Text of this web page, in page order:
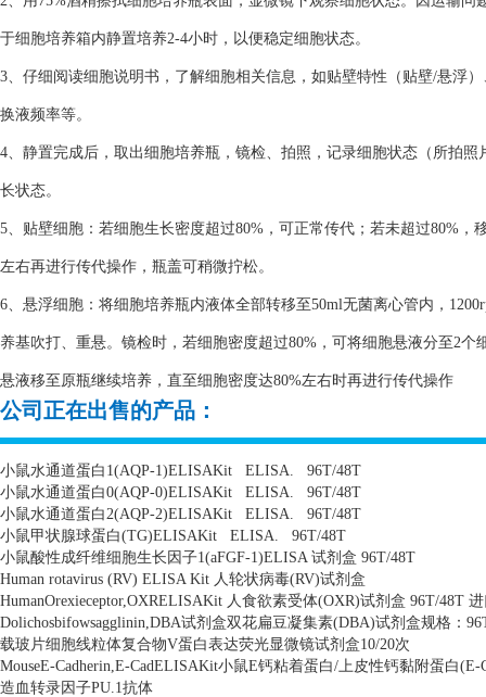
于细胞培养箱内静置培养2-4小时，以便稳定细胞状态。
3、仔细阅读细胞说明书，了解细胞相关信息，如贴壁特性（贴壁/悬浮
换液频率等。
4、静置完成后，取出细胞培养瓶，镜检、拍照，记录细胞状态（所拍
长状态。
5、贴壁细胞：若细胞生长密度超过80%，可正常传代；若未超过80%
左右再进行传代操作，瓶盖可稍微拧松。
6、悬浮细胞：将细胞培养瓶内液体全部转移至50ml无菌离心管内，
养基吹打、重悬。镜检时，若细胞密度超过80%，可将细胞悬液分至2
悬液移至原瓶继续培养，直至细胞密度达80%左右时再进行传代操作
公司正在出售的产品：
小鼠水通道蛋白 1(AQP-1)ELISAKit ELISA.
96T/48T
小鼠水通道蛋白0(AQP-0)ELISAKit ELISA.
96T/48T
小鼠水通道蛋白2(AQP-2)ELISAKit ELISA.
96T/48T
小鼠甲状腺球蛋白(TG)ELISAKit ELISA.
96T/48T
小鼠酸性成纤维细胞生长因子1(aFGF-1)ELISA 试剂盒 96T/48T
Human rotavirus (RV) ELISA Kit 人轮状病毒(RV)试剂盒
HumanOrexieceptor,OXRELISAKit 人食欲素受体(OXR)试剂盒 96T/48T
Dolichosbifowsagglinin,DBA试剂盒双花扁豆凝集素(DBA)试剂盒规格：
载玻片细胞线粒体复合物V蛋白表达荧光显微镜试剂盒10/20次
MouseE-Cadherin,E-CadELISAKit小鼠E钙粘着蛋白/上皮性钙黏附蛋白(E-
造血转录因子PU.1抗体